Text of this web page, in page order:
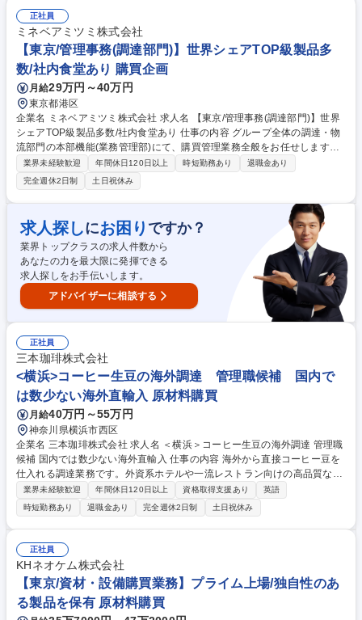
務(50%)：新システムの導入、全社調達品の業務基盤構築、業務プロセス
改善の推進。【魅力】関係者が多岐に渡るため、高い折衝力を活かし全社
的な仕組み構築をリードできる達成感・やりがいを得られます。出張は月
1-2回程度。 募集職種 【東京or大阪/購買調達】年間休日126日/フルフレッ
クス/在宅勤務併用
正社員
ミネベアミツミ株式会社
【東京/管理事務(調達部門)】世界シェアTOP級製品多
数/社内食堂あり 購買企画
月給29万円～40万円
東京都港区
企業名 ミネベアミツミ株式会社 求人名 【東京/管理事務(調達部門)】世界
シェアTOP級製品多数/社内食堂あり 仕事の内容 グループ全体の調達・物
流部門の本部機能(業務管理部)にて、購買管理業務全般をお任せします。
各種契約管理やコンプライアンス対応、新組織の業務移行支援など、事業
基盤を支える役割を担って頂きます。 【詳細】 ■取引先情報管理、および
取引基本契約管理業務■経営統合(M&A)対応■取適法、独占禁止法など行
政・コンプライアンス対応業務■CSR調達関連業務■資材部規程の管理■設
備投資対応■取引先倒産時対応■社内教育用教材の作成■会議体運営 募集職
種 【東京/管理事務(調達部門)】世界シェアTOP級製品多数/社内食堂あり
業界未経験歓迎 年間休日120日以上 時短勤務あり
退職金あり
完全週休2日制
土日祝休み
求人探しにお困り ですか？
業界トップクラスの求人件数から
あなたの力を最大限に発揮できる
求人探しをお手伝いします。
アドバイザーに相談する
正社員
三本珈琲株式会社
<横浜>コーヒー生豆の海外調達 管理職候補 国内で
は数少ない海外直輸入 原材料購買
月給40万円～55万円
神奈川県横浜市西区
企業名 三本珈琲株式会社 求人名 ＜横浜＞コーヒー生豆の海外調達 管理職
候補 国内では数少ない海外直輸入 仕事の内容 海外から直接コーヒー豆を
仕入れる調達業務です。外資系ホテルや一流レストラン向けの高品質な豆
の調達を担当、営業部門と連携しながら商品づくりにも関わります。 【詳
細】海外のコーヒー生産者や商社との取引交渉、品質管理、価格交渉を担
当します。営業部門からの特殊な豆の調達依頼に対応し、世界中のネット
ワークを活用して最適な仕入れ先を探します。PB商品開発にも関わり、
お客様の要望に応じた豆の調達を実現します。メールや電話での海外との
やり取りが中心で、基本的にはオフィスワークです。 募集職種 ＜横浜＞
コーヒー生豆の海外調達 管理職候補 国内では数少ない海外直輸入
業界未経験歓迎 年間休日120日以上 資格取得支援あり
英語
時短勤務あり
退職金あり 完全週休2日制 土日祝休み
正社員
KHネオケム株式会社
【東京/資材・設備購買業務】プライム上場/独自性のあ
る製品を保有 原材料購買